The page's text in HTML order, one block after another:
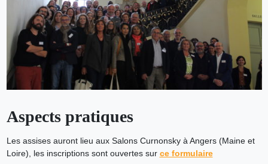
Aspects pratiques
Les assises auront lieu aux Salons Curnonsky à Angers (Maine et
Loire), les inscriptions sont ouvertes sur ce formulaire